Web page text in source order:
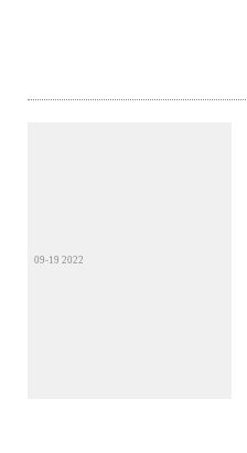
09-19 2022